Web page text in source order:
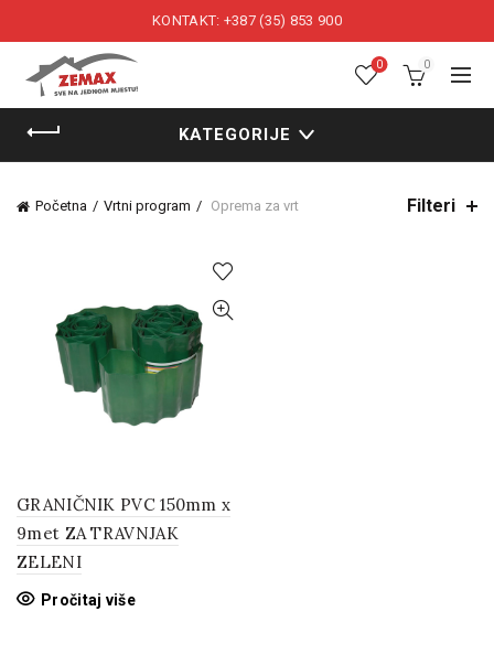
KONTAKT: +387 (35) 853 900
0 0
KATEGORIJE
Početna Vrtni program Oprema za vrt Filteri
GRANIČNIK PVC 150mm x
9met ZA TRAVNJAK
ZELENI
Pročitaj više